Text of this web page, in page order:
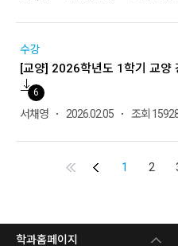
수강
[교양] 2026학년도 1학기 교양
6
서채영 2026.02.05 조회
First Previous1 2
학과홈페이지